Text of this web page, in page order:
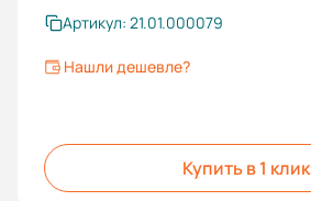
Артикул: 21.01.000079
Нашли дешевле?
Купить в 1 клик